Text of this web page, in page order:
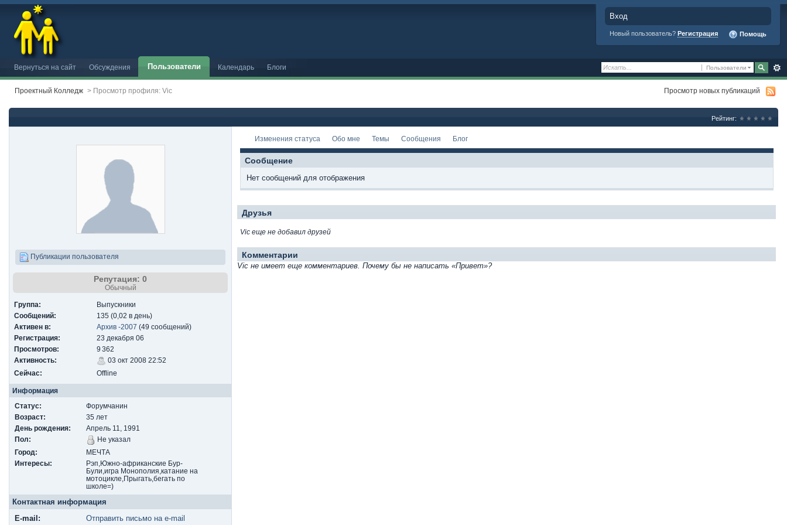
Вход
Новый пользователь? Регистрация Помощь
Пользователи
Вернуться на сайт Обсуждения Пользователи Календарь Блоги
Проектный Колледж > Просмотр профиля: Vic Просмотр новых публикаций
Рейтинг:
Публикации пользователя
Репутация: 0
Обычный
Группа:
Выпускники
Сообщений:
135 (0,02 в день)
Активен в:
Архив -2007 (49 сообщений)
Регистрация:
23 декабря 06
Просмотров:
9 362
Активность:
03 окт 2008 22:52
Сейчас:
Offline
Информация
Статус:
Форумчанин
Возраст:
35 лет
День рождения:
Апрель 11, 1991
Пол:
Не указал
Город:
МЕЧТА
Интересы:
Рэп,Южно-африканские Бур-
Були,игра Монополия,катание на
мотоцикле,Прыгать,бегать по
школе=)
Контактная информация
E-mail:
Отправить письмо на e-mail
Изменения статуса Обо мне Темы Сообщения Блог
Сообщение
Нет сообщений для отображения
Друзья
Vic еще не добавил друзей
Комментарии
Vic не имеет еще комментариев. Почему бы не написать «Привет»?